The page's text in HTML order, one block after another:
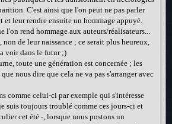
C'est ainsi que l'on peut ne pas parler
et leur rendre ensuite un hommage appuyé.
l'on rend hommage aux auteurs/réalisateurs...
de leur naissance ; ce serait plus heureux,
voir dans le futur ;)
toute une génération est concernée ; les
nous dire que cela ne va pas s'arranger avec
comme celui-ci par exemple qui s'intéresse
suis toujours troublé comme ces jours-ci et
cet été -, lorsque nous postons un